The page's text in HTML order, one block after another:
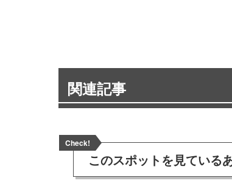
関連記事
Check!
このスポットを見ている